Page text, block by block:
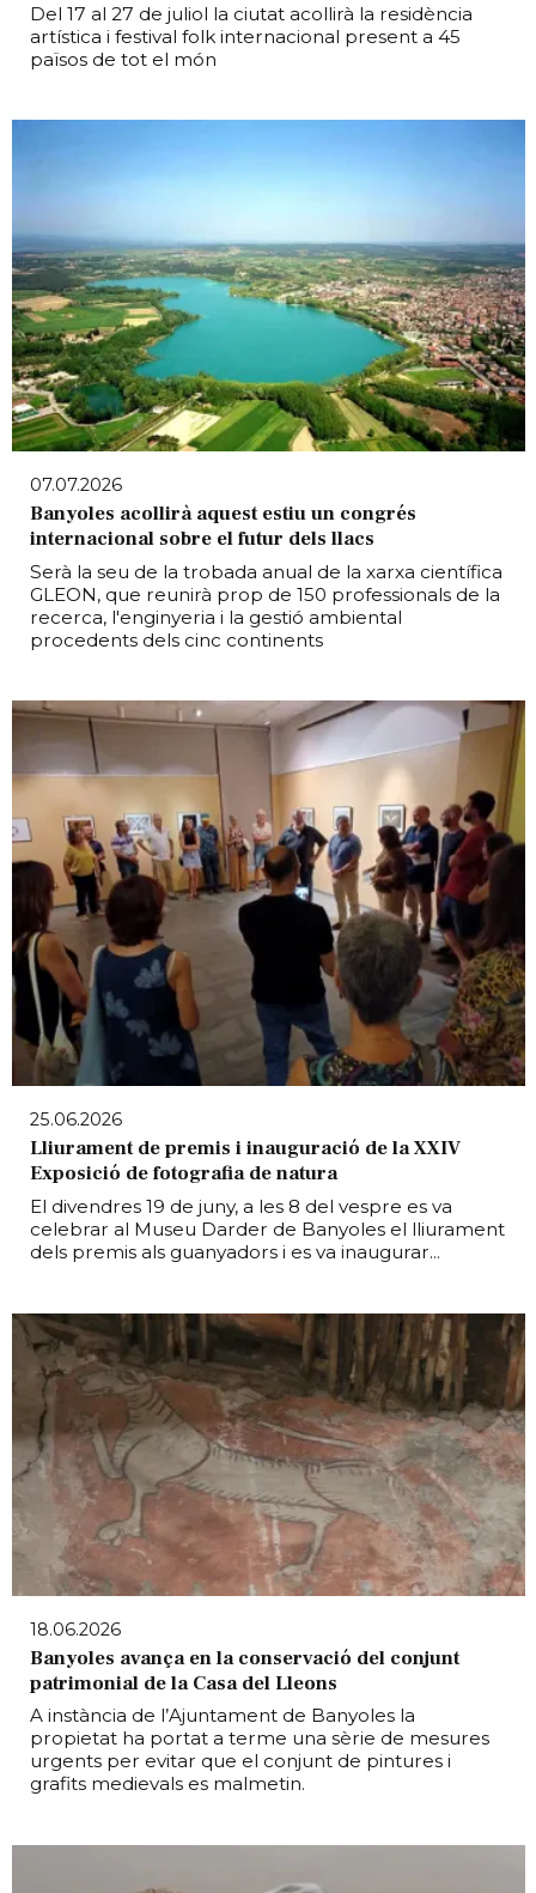
Del 17 al 27 de juliol la ciutat acollirà la residència
artística i festival folk internacional present a 45
països de tot el món
07.07.2026
Banyoles acollirà aquest estiu un congrés
internacional sobre el futur dels llacs
Serà la seu de la trobada anual de la xarxa científica
GLEON, que reunirà prop de 150 professionals de la
recerca, l'enginyeria i la gestió ambiental
procedents dels cinc continents
25.06.2026
Lliurament de premis i inauguració de la XXIV
Exposició de fotografia de natura
El divendres 19 de juny, a les 8 del vespre es va
celebrar al Museu Darder de Banyoles el lliurament
dels premis als guanyadors i es va inaugurar...
18.06.2026
Banyoles avança en la conservació del conjunt
patrimonial de la Casa del Lleons
A instància de l’Ajuntament de Banyoles la
propietat ha portat a terme una sèrie de mesures
urgents per evitar que el conjunt de pintures i
grafits medievals es malmetin.